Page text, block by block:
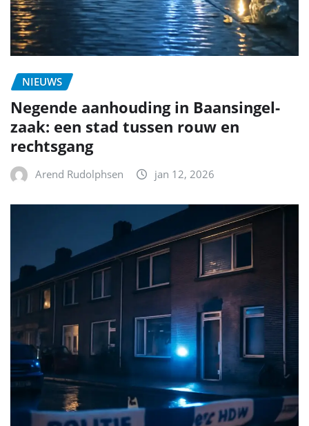
NIEUWS
Negende aanhouding in Baansingel-
zaak: een stad tussen rouw en
rechtsgang
Arend Rudolphsen jan 12, 2026